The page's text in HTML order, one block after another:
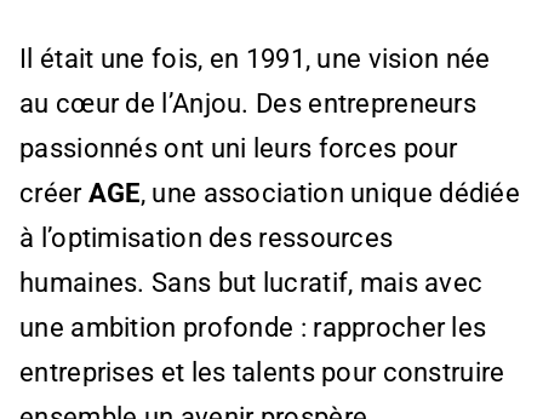
Il était une fois, en 1991, une vision née
au cœur de l’Anjou. Des entrepreneurs
passionnés ont uni leurs forces pour
créer AGE, une association unique dédiée
à l’optimisation des ressources
humaines. Sans but lucratif, mais avec
une ambition profonde : rapprocher les
entreprises et les talents pour construire